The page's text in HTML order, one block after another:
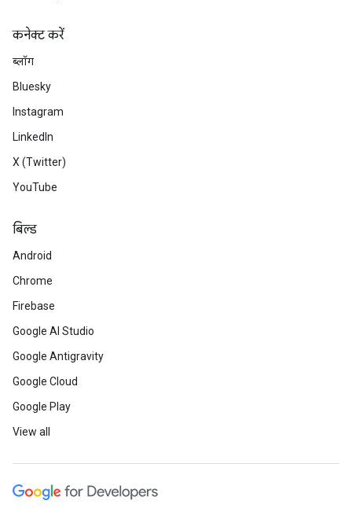
कनेक्ट करें
ब्लॉग
Bluesky
Instagram
LinkedIn
X (Twitter)
YouTube
बिल्ड
Android
Chrome
Firebase
Google AI Studio
Google Antigravity
Google Cloud
Google Play
View all